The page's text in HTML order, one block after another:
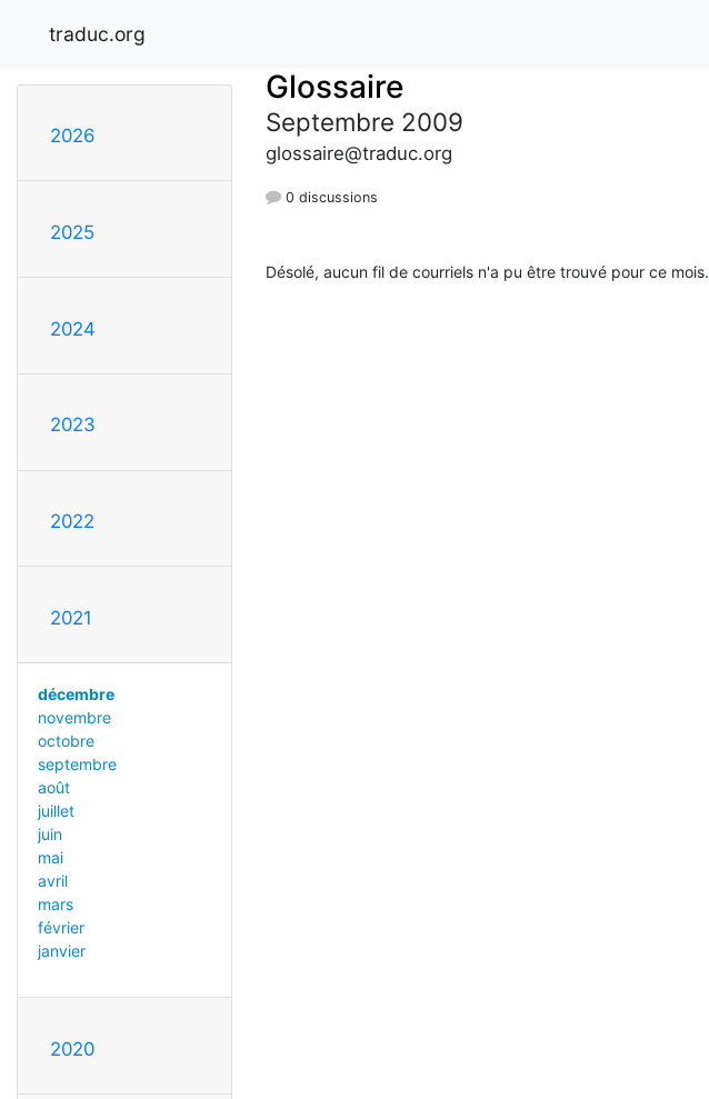
traduc.org
2026
2025
2024
2023
2022
2021
décembre
novembre
octobre
septembre
août
juillet
juin
mai
avril
mars
février
janvier
2020
Glossaire
Septembre 2009
glossaire@traduc.org
0 discussions
Désolé, aucun fil de courriels n'a pu être trouvé pour ce mois.